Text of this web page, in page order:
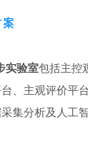
实验室包括主控
、主观评价平
集分析及人工